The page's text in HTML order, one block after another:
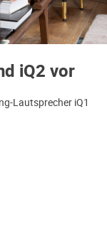
iQ2 vor
Lautsprecher iQ1